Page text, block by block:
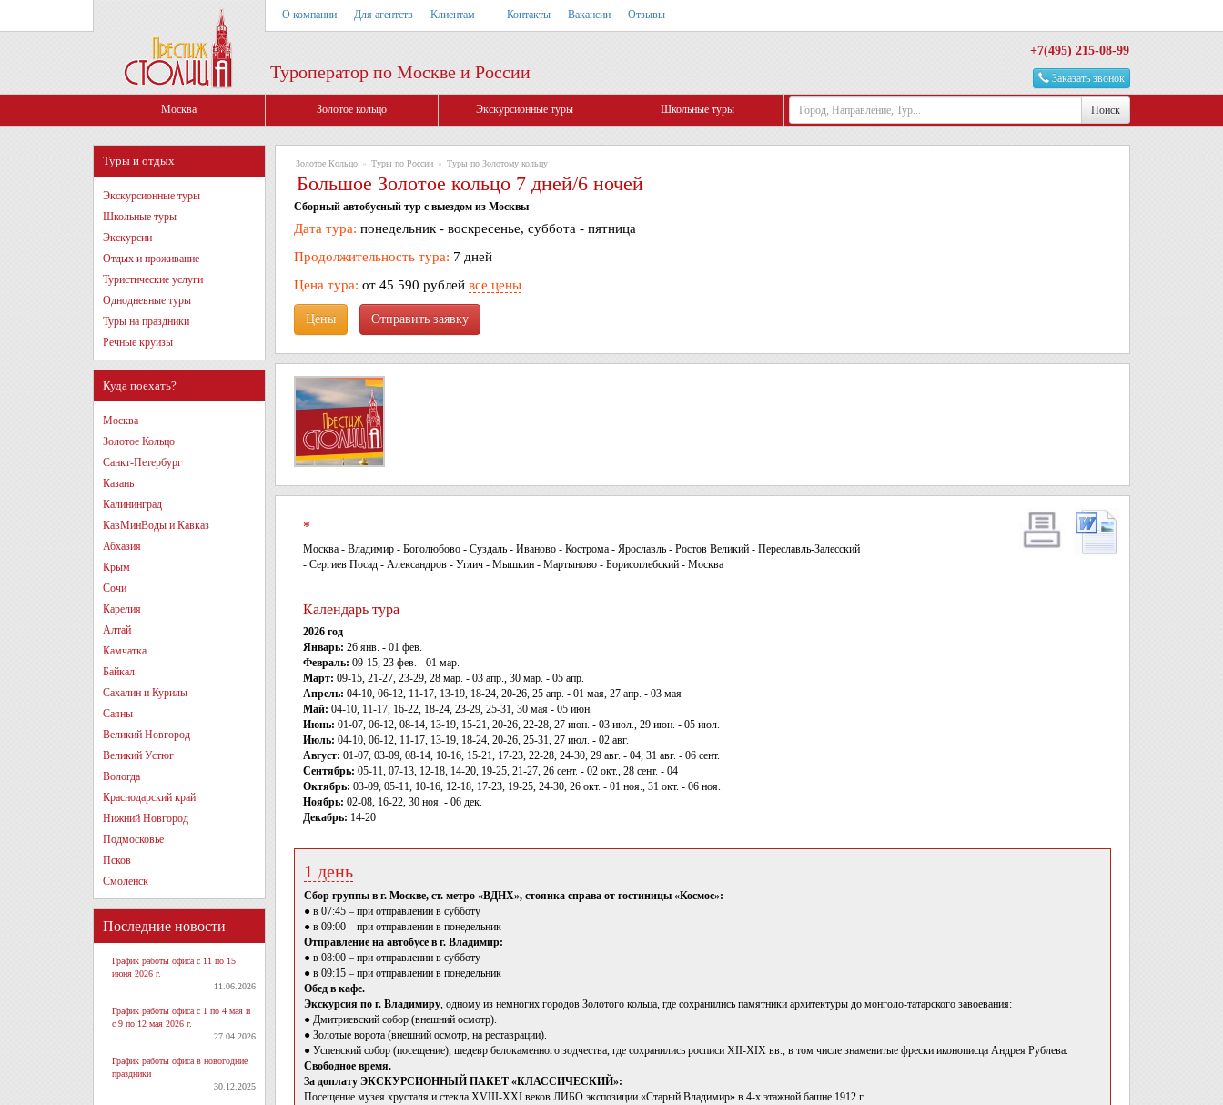
О компании Для агентств Клиентам Контакты Вакансии Отзывы
Туроператор по Москве и России
+7(495) 215-08-99
Заказать звонок
Москва Золотое кольцо Экскурсионные туры Школьные туры Поиск
Туры и отдых
Экскурсионные туры
Школьные туры
Экскурсии
Отдых и проживание
Туристические услуги
Однодневные туры
Туры на праздники
Речные круизы
Куда поехать?
Москва
Золотое Кольцо
Санкт-Петербург
Казань
Калининград
КавМинВоды и Кавказ
Абхазия
Крым
Сочи
Карелия
Алтай
Камчатка
Байкал
Сахалин и Курилы
Саяны
Великий Новгород
Великий Устюг
Вологда
Краснодарский край
Нижний Новгород
Подмосковье
Псков
Смоленск
Последние новости
График работы офиса с 11 по 15
июня 2026 г.
11.06.2026
График работы офиса с 1 по 4 мая и
с 9 по 12 мая 2026 г.
27.04.2026
График работы офиса в новогодние
праздники
30.12.2025
Золотое Кольцо » Туры по России » Туры по Золотому кольцу
Большое Золотое кольцо 7 дней/6 ночей
Сборный автобусный тур с выездом из Москвы
Дата тура: понедельник - воскресенье, суббота - пятница
Продолжительность тура: 7 дней
Цена тура: от 45 590 рублей все цены
Цены
*
Москва - Владимир - Боголюбово - Суздаль - Иваново - Кострома - Ярославль - Ростов Великий - Переславль-Залесский
- Сергиев Посад - Александров - Углич - Мышкин - Мартыново - Борисоглебский - Москва
Календарь тура
2026 год
Январь: 26 янв. - 01 фев.
Февраль: 09-15, 23 фев. - 01 мар.
Март: 09-15, 21-27, 23-29, 28 мар. - 03 апр., 30 мар. - 05 апр.
Апрель: 04-10, 06-12, 11-17, 13-19, 18-24, 20-26, 25 апр. - 01 мая, 27 апр. - 03 мая
Май: 04-10, 11-17, 16-22, 18-24, 23-29, 25-31, 30 мая - 05 июн.
Июнь: 01-07, 06-12, 08-14, 13-19, 15-21, 20-26, 22-28, 27 июн. - 03 июл., 29 июн. - 05 июл.
Июль: 04-10, 06-12, 11-17, 13-19, 18-24, 20-26, 25-31, 27 июл. - 02 авг.
Август: 01-07, 03-09, 08-14, 10-16, 15-21, 17-23, 22-28, 24-30, 29 авг. - 04, 31 авг. - 06 сент.
Сентябрь: 05-11, 07-13, 12-18, 14-20, 19-25, 21-27, 26 сент. - 02 окт., 28 сент. - 04
Октябрь: 03-09, 05-11, 10-16, 12-18, 17-23, 19-25, 24-30, 26 окт. - 01 ноя., 31 окт. - 06 ноя.
Ноябрь: 02-08, 16-22, 30 ноя. - 06 дек.
Декабрь: 14-20
1 день
Сбор группы в г. Москве, ст. метро «ВДНХ», стоянка справа от гостиницы «Космос»:
● в 07:45 – при отправлении в субботу
● в 09:00 – при отправлении в понедельник
Отправление на автобусе в г. Владимир:
● в 08:00 – при отправлении в субботу
● в 09:15 – при отправлении в понедельник
Обед в кафе.
Экскурсия по г. Владимиру, одному из немногих городов Золотого кольца, где сохранились памятники архитектуры до монголо-татарского завоевания:
● Дмитриевский собор (внешний осмотр).
● Золотые ворота (внешний осмотр, на реставрации).
● Успенский собор (посещение), шедевр белокаменного зодчества, где сохранились росписи XII-XIX вв., в том числе знаменитые фрески иконописца Андрея Рублева.
Свободное время.
За доплату ЭКСКУРСИОННЫЙ ПАКЕТ «КЛАССИЧЕСКИЙ»:
Посещение музея хрусталя и стекла XVIII-XXI веков ЛИБО экспозиции «Старый Владимир» в 4-х этажной башне 1912 г.